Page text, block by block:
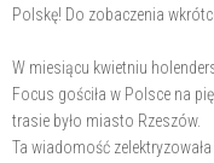
Polskę! Do zobaczenia
W miesiącu kwietniu
Focus gościła w Polsce na
trasie było miasto Rzeszów.
Ta wiadomość